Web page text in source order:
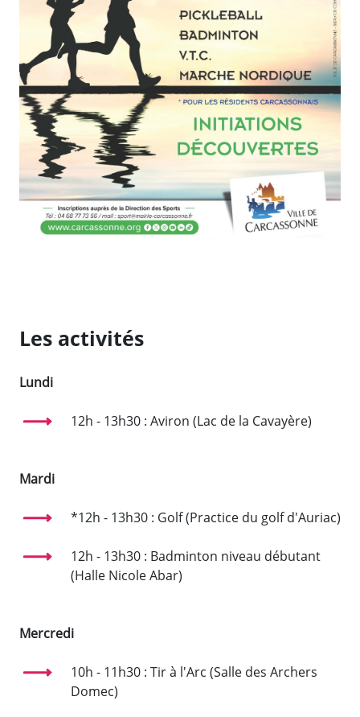
Les activités
Lundi
12h - 13h30 : Aviron (Lac de la Cavayère)
Mardi
*12h - 13h30 : Golf (Practice du golf d'Auriac)
12h - 13h30 : Badminton niveau débutant
(Halle Nicole Abar)
Mercredi
10h - 11h30 : Tir à l'Arc (Salle des Archers
Domec)